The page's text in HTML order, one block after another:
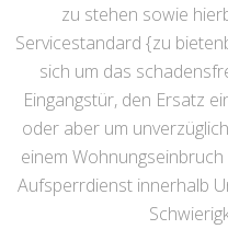
zu stehen sowie
Servicestandard {zu
sich um das
Eingangstür, den Ersatz
oder aber um
einem
Aufsperrdienst innerhalb